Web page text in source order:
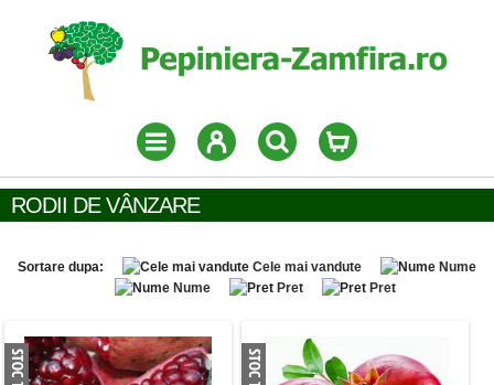
RODII DE VÂNZARE
Sortare dupa: Cele mai vandute
Nume
Nume
Pret Pret